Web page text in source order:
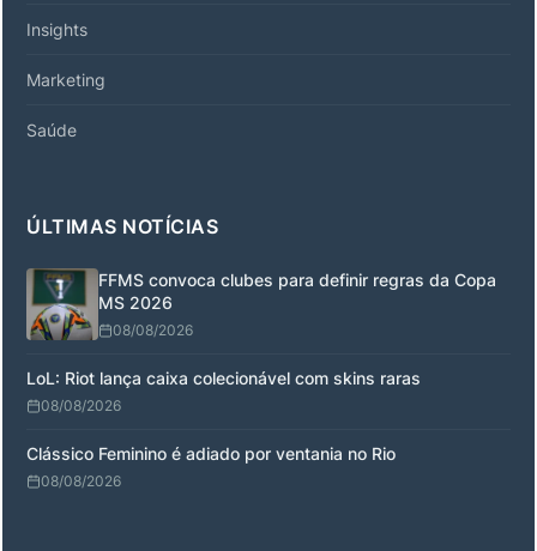
Insights
Marketing
Saúde
ÚLTIMAS NOTÍCIAS
FFMS convoca clubes para definir regras da Copa
MS 2026
08/08/2026
LoL: Riot lança caixa colecionável com skins raras
08/08/2026
Clássico Feminino é adiado por ventania no Rio
08/08/2026